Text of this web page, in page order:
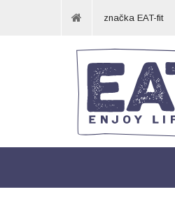
značka EAT-fit